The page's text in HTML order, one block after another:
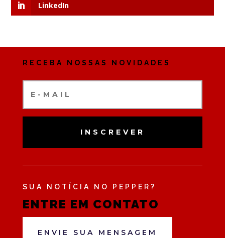
LinkedIn
RECEBA NOSSAS NOVIDADES
INSCREVER
SUA NOTÍCIA NO PEPPER?
ENTRE EM CONTATO
ENVIE SUA MENSAGEM